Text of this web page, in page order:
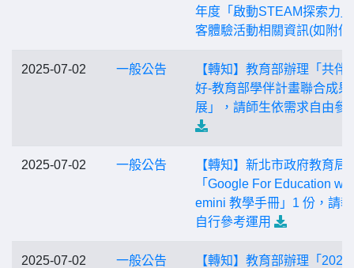
年度「啟動STEAM探索力
客體驗活動相關資訊(如附件
2025-07-02 一般公告
【轉知】教育部辦理「共伴
好-教育部學伴計畫聯合成果
展」，請師生依需求自由參
2025-07-02 一般公告
【轉知】新北市政府教育局
「Google For Education
emini 教學手冊」1 份，請
自行參考運用
2025-07-02 一般公告
【轉知】教育部辦理「2025